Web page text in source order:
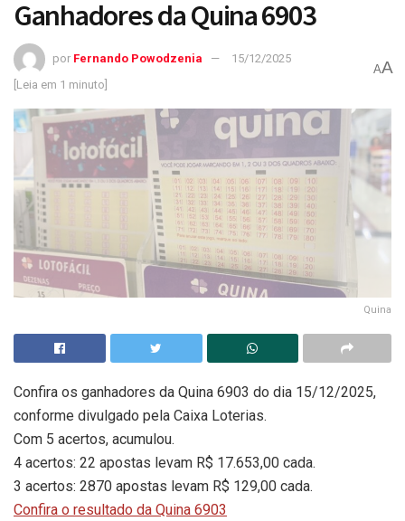
Ganhadores da Quina 6903
por Fernando Powodzenia
15/12/2025
[Leia em 1 minuto]
AA
Quina
Confira os ganhadores da Quina 6903 do dia 15/12/2025,
conforme divulgado pela Caixa Loterias.
Com 5 acertos, acumulou.
4 acertos: 22 apostas levam R$ 17.653,00 cada.
3 acertos: 2870 apostas levam R$ 129,00 cada.
Confira o resultado da Quina 6903